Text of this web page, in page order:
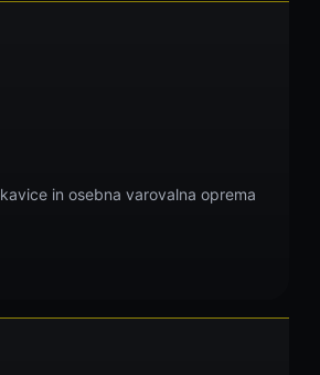
in osebna varovalna oprema